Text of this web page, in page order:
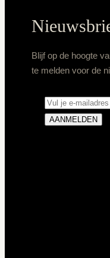
Blijf op de hoogte
te melden voor de